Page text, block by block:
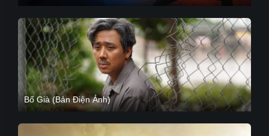
CAM
Bố Già (Bản Điện Ảnh)